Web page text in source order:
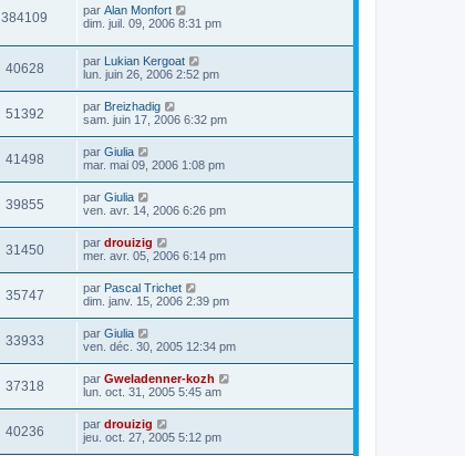
384109 par Alan Monfort
dim. juil. 09, 2006 8:31 pm
40628 par Lukian Kergoat
lun. juin 26, 2006 2:52 pm
51392 par Breizhadig
sam. juin 17, 2006 6:32 pm
41498 par Giulia
mar. mai 09, 2006 1:08 pm
39855 par Giulia
ven. avr. 14, 2006 6:26 pm
31450 par drouizig
mer. avr. 05, 2006 6:14 pm
35747 par Pascal Trichet
dim. janv. 15, 2006 2:39 pm
33933 par Giulia
ven. déc. 30, 2005 12:34 pm
37318 par Gweladenner-kozh
lun. oct. 31, 2005 5:45 am
40236 par drouizig
jeu. oct. 27, 2005 5:12 pm